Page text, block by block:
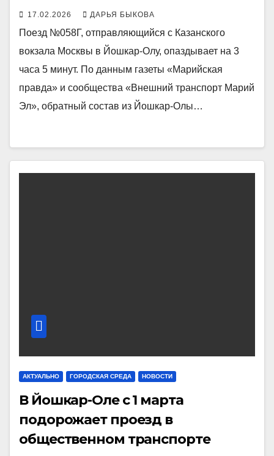
17.02.2026 ДАРЬЯ БЫКОВА
Поезд №058Г, отправляющийся с Казанского
вокзала Москвы в Йошкар-Олу, опаздывает на 3
часа 5 минут. По данным газеты «Марийская
правда» и сообщества «Внешний транспорт Марий
Эл», обратный состав из Йошкар-Олы…
АКТУАЛЬНО ГОРОДСКАЯ СРЕДА НОВОСТИ
В Йошкар-Оле с 1 марта
подорожает проезд в
общественном транспорте